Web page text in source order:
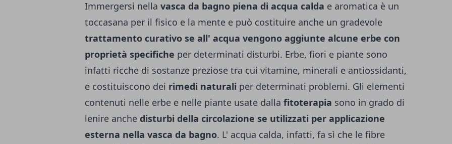
Immergersi nella vasca da bagno piena di acqua calda e aromatica è un
toccasana per il fisico e la mente e può costituire anche un gradevole
tratta­mento curativo se all' acqua vengono aggiunte alcune erbe con
proprietà specifiche per determinati disturbi. Erbe, fiori e piante sono
infatti ricche di sostanze preziose tra cui vitamine, minerali e antiossidanti,
e costituiscono dei rimedi naturali per determinati problemi. Gli elementi
contenuti nelle erbe e nelle piante usate dalla fitoterapia sono in grado di
lenire anche disturbi della circolazione se utilizzati per applicazione
esterna nella vasca da bagno. L' acqua calda, infatti, fa sì che le fibre